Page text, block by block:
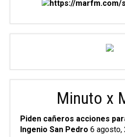
Minuto x
Piden cañeros acciones
Ingenio San Pedro 6 agosto,